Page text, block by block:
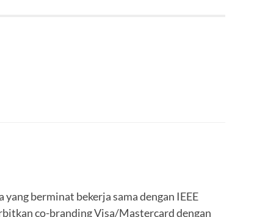
yang berminat bekerja sama dengan IEEE
co-branding Visa/Mastercard dengan